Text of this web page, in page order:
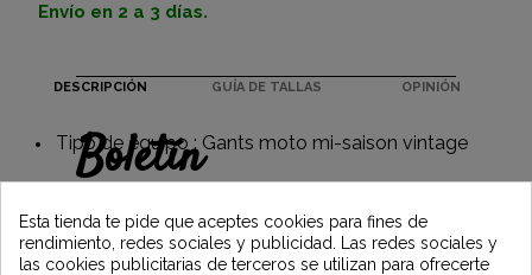
Envío en 2 a 3 días.
DESCRIPCIÓN GUÍA DE TALLAS OPINIÓN
Tipo de equipo : Gants moto mi-saison vintage
Boletín
suscribiéndose y manténgase informado de
las últimas noticias de Vintage Motors
Esta tienda te pide que aceptes cookies para fines de
rendimiento, redes sociales y publicidad. Las redes sociales y
las cookies publicitarias de terceros se utilizan para ofrecerte